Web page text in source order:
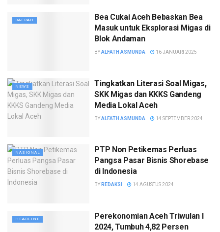
DAERAH
Bea Cukai Aceh Bebaskan Bea
Masuk untuk Eksplorasi Migas di
Blok Andaman
BYALFATH ASMUNDA 16 JANUARI 2025
NEWS
Tingkatkan Literasi Soal Migas,
SKK Migas dan KKKS Gandeng
Media Lokal Aceh
BYALFATH ASMUNDA 14 SEPTEMBER 2024
NASIONAL
PTP Non Petikemas Perluas
Pangsa Pasar Bisnis Shorebase
di Indonesia
BY REDAKSI 14 AGUSTUS 2024
HEADLINE
Perekonomian Aceh Triwulan I
2024, Tumbuh 4,82 Persen